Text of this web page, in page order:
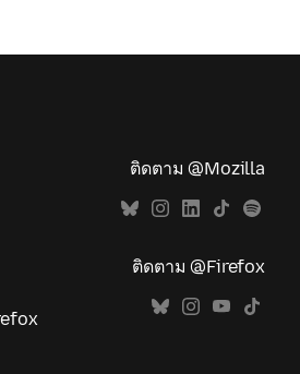
ติดตาม @Mozilla
ติดตาม @Firefox